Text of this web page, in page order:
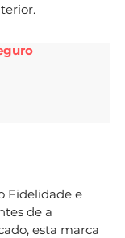
Fidelidade e
de a
esta marca